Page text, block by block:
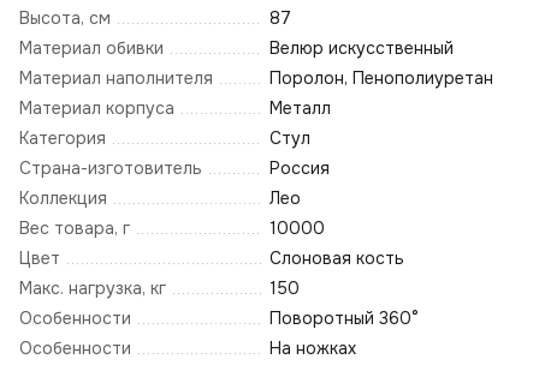
Высота, см
87
Материал обивки
Велюр искусственный
Материал наполнителя
Поролон, Пенополиуретан
Материал корпуса
Металл
Категория
Стул
Страна-изготовитель
Россия
Коллекция
Лео
Вес товара, г
10000
Цвет
Слоновая кость
Макс. нагрузка, кг
150
Особенности
Поворотный 360°
Особенности
На ножках